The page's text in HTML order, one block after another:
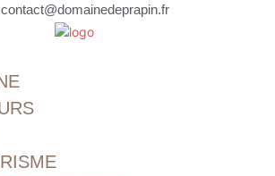
contact@domainedeprapin.fr